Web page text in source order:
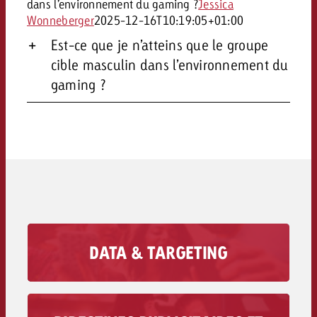
dans l’environnement du gaming ?Jessica
Wonneberger2025-12-16T10:19:05+01:00
Est-ce que je n’atteins que le groupe
cible masculin dans l’environnement du
gaming ?
DATA & TARGETING
Imaginez que votre message publicitaire
atteigne avec précision les personnes
auxquelles il est destiné. Avec nos vastes